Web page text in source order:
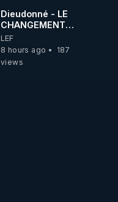
Dieudonné - LE
CHANGEMENT
C'EST
MAINTENANT
LEF
8 hours ago
187
views